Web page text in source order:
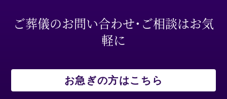
ご葬儀のお問い合わせ・ご相談はお気
軽に
お急ぎの方はこちら